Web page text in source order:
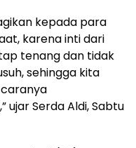
kepada para
karena inti dari
tenang dan tidak
sehingga kita
ujar Serda Aldi, Sabtu